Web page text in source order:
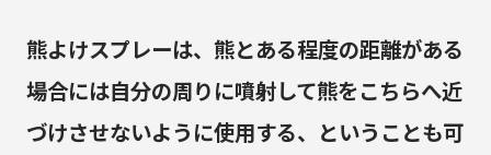
熊よけスプレーは、熊とある程度の距離がある
場合には自分の周りに噴射して熊をこちらへ近
づけさせないように使用する、ということも可